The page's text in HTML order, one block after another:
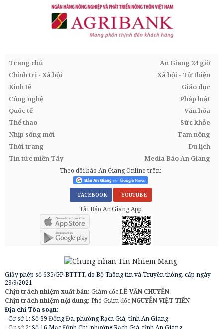
Trang chủ
An Giang 24 giờ
Chính trị - Xã hội
Xã hội - Từ thiện
Kinh tế
Giáo dục
Công nghệ
Pháp luật
Quốc tế
Văn hóa
Thể thao
Sức khỏe
Nhịp sống mới
Tam nông
Thời trang
Du lịch
Tin tức miền Tây
Media Báo An Giang
Theo dõi báo An Giang Online trên:
FACEBOOK YOUTUBE
Tải Báo An Giang App
Giấy phép số 635/GP-BTTTT, do Bộ Thông tin và Truyền thông, cấp ngày
29/9/2021
Chịu trách nhiệm xuất bản: Giám đốcLÊ VĂN CHUYỂN
Chịu trách nhiệm nội dung: Phó Giám đốcNGUYỄN VIỆT TIẾN
Địa chỉ Tòa soạn:
- Cơ sở 1: Số 39 Đống Đa, phường Rạch Giá, tỉnh An Giang.
- Cơ sở 2: Số 16 Mạc Đĩnh Chi, phường Rạch Giá, tỉnh An Giang.